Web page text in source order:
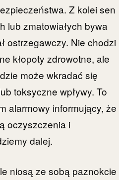
Z kolei sen
lub zmatowiałych bywa
ostrzegawczy. Nie chodzi
kłopoty zdrowotne, ale
może wkradać się
toksyczne wpływy. To
alarmowy informujący, że
oczyszczenia i
dalej.
niosą ze sobą paznokcie